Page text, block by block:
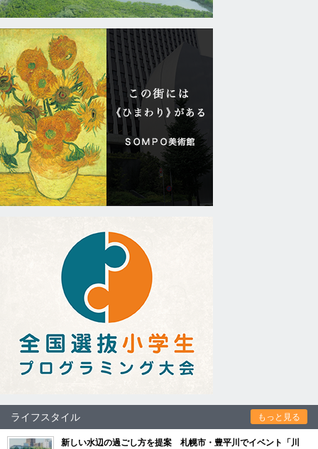
ライフスタイル もっと見る
新しい水辺の過ごし方を提案 札幌市・豊平川でイベント「川